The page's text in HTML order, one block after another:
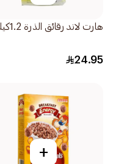
هارت لاند رقائق الذرة 1.2كيلو
24.95
+